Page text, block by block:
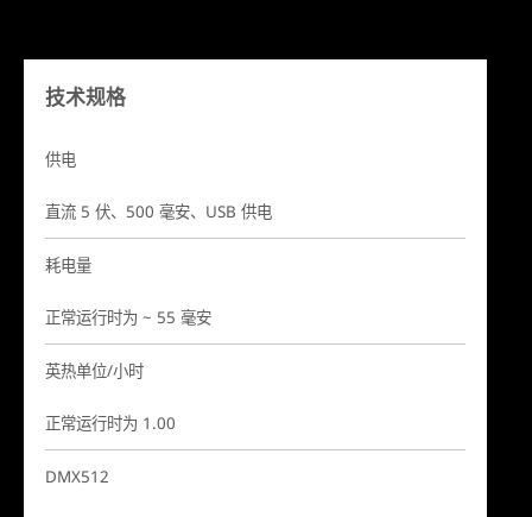
技术规格
供电
直流 5 伏、500 毫安、USB 供电
耗电量
正常运行时为 ~ 55 毫安
英热单位/小时
正常运行时为 1.00
DMX512